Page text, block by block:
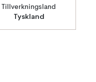
Tillverkningsland
Tyskland